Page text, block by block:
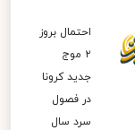
احتمال بروز
۲ موج
جدید کرونا
در فصول
سرد سال